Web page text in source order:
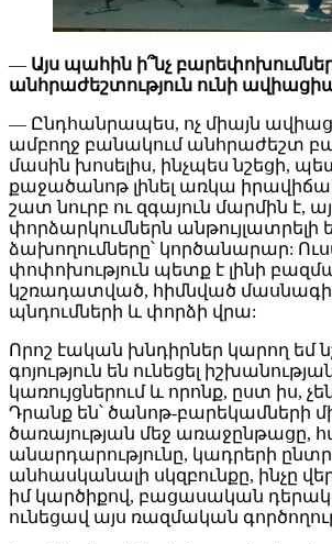
— Այս պահին ի՞նչ
անհրաժեշտություն ունի
— Ընդհանրապես, ոչ միայն
ամբողջ բանակում անհրաժեշտ
մասին խոսելիս, ինչպես նշեցի,
քաջածանոթ լինել առկա
շատ նուրբ ու զգայուն մարմին է,
փորձարկումներն անթույլատրելի
ձախողումները՝ կործանարար:
փոփոխություն պետք է լինի
կշռադատված, հիմնված
պնդումների և փորձի վրա:
Որոշ էական խնդիրներ կարող եմ
գոյություն են ունեցել
կառույցներում և որոնք, ըստ իս,
Դրանք են՝ ծանոթ-բարեկամների
ծառայության մեջ առաջընթացը,
անարդարությունը, կադրերի
անհասկանալի սկզբունքը, ինչը
իմ կարծիքով, բացասական
ունեցավ այս ռազմական